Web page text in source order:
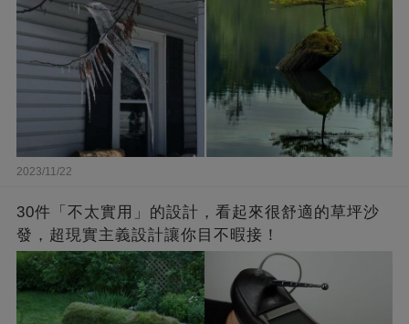
2023/11/22
30件「不太實用」的設計，看起來很舒適的草坪沙
發，超現實主義設計讓你目不暇接！